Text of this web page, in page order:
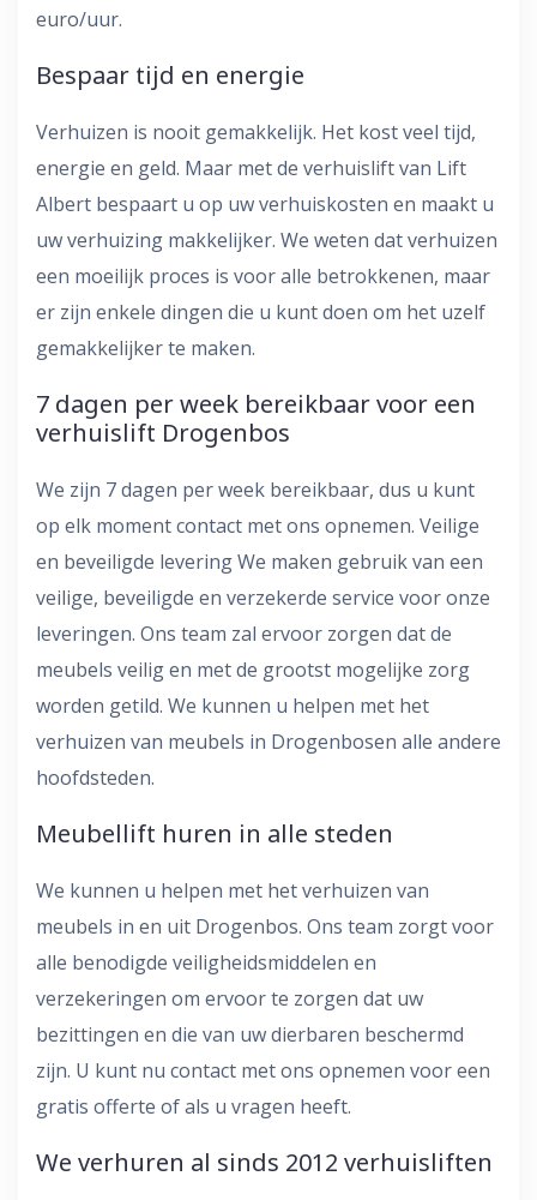
euro/uur.
Bespaar tijd en energie
Verhuizen is nooit gemakkelijk. Het kost veel tijd,
energie en geld. Maar met de verhuislift van Lift
Albert bespaart u op uw verhuiskosten en maakt u
uw verhuizing makkelijker. We weten dat verhuizen
een moeilijk proces is voor alle betrokkenen, maar
er zijn enkele dingen die u kunt doen om het uzelf
gemakkelijker te maken.
7 dagen per week bereikbaar voor een
verhuislift Drogenbos
We zijn 7 dagen per week bereikbaar, dus u kunt
op elk moment contact met ons opnemen. Veilige
en beveiligde levering We maken gebruik van een
veilige, beveiligde en verzekerde service voor onze
leveringen. Ons team zal ervoor zorgen dat de
meubels veilig en met de grootst mogelijke zorg
worden getild. We kunnen u helpen met het
verhuizen van meubels in Drogenbosen alle andere
hoofdsteden.
Meubellift huren in alle steden
We kunnen u helpen met het verhuizen van
meubels in en uit Drogenbos. Ons team zorgt voor
alle benodigde veiligheidsmiddelen en
verzekeringen om ervoor te zorgen dat uw
bezittingen en die van uw dierbaren beschermd
zijn. U kunt nu contact met ons opnemen voor een
gratis offerte of als u vragen heeft.
We verhuren al sinds 2012 verhuisliften